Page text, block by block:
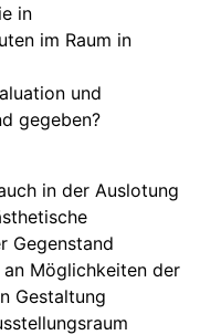
in
im Raum in
und
gegeben?
in der Auslotung
Gegenstand
Möglichkeiten der
Gestaltung